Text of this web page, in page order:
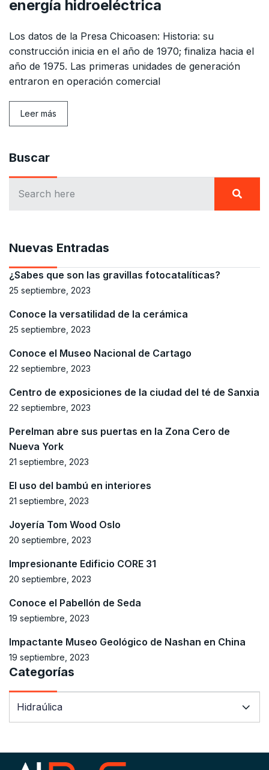
energía hidroeléctrica
Los datos de la Presa Chicoasen: Historia: su
construcción inicia en el año de 1970; finaliza hacia el
año de 1975. Las primeras unidades de generación
entraron en operación comercial
Leer más
Buscar
Nuevas Entradas
¿Sabes que son las gravillas fotocatalíticas?
25 septiembre, 2023
Conoce la versatilidad de la cerámica
25 septiembre, 2023
Conoce el Museo Nacional de Cartago
22 septiembre, 2023
Centro de exposiciones de la ciudad del té de Sanxia
22 septiembre, 2023
Perelman abre sus puertas en la Zona Cero de
Nueva York
21 septiembre, 2023
El uso del bambú en interiores
21 septiembre, 2023
Joyería Tom Wood Oslo
20 septiembre, 2023
Impresionante Edificio CORE 31
20 septiembre, 2023
Conoce el Pabellón de Seda
19 septiembre, 2023
Impactante Museo Geológico de Nashan en China
19 septiembre, 2023
Categorías